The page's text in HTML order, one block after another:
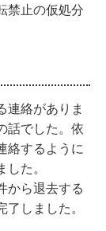
禁止の仮処分
連絡がありま
話でした。依
絡するように
た。
から退去する
しました。